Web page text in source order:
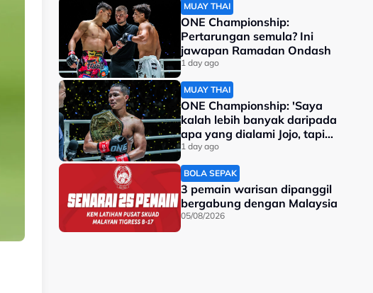
MUAY THAI
ONE Championship:
Pertarungan semula? Ini
jawapan Ramadan Ondash
1 day ago
MUAY THAI
ONE Championship: 'Saya
kalah lebih banyak daripada
apa yang dialami Jojo, tapi
saya jadi juara dunia'
1 day ago
BOLA SEPAK
3 pemain warisan dipanggil
bergabung dengan Malaysia
05/08/2026